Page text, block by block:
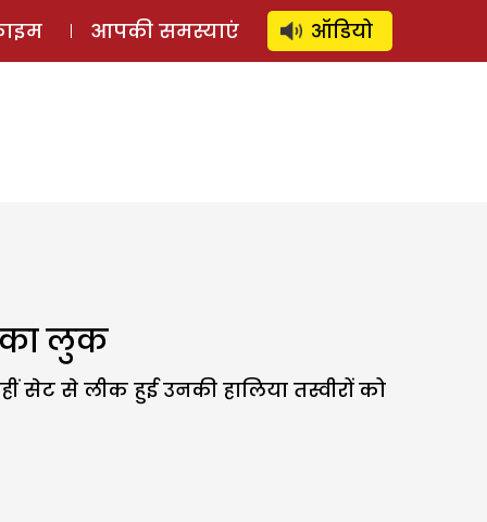
लॉग इन ⚲ SUBSCRIBE
आपकी समस्याएं ऑडियो
का लुक
से लीक हुई उनकी हालिया तस्वीरों को